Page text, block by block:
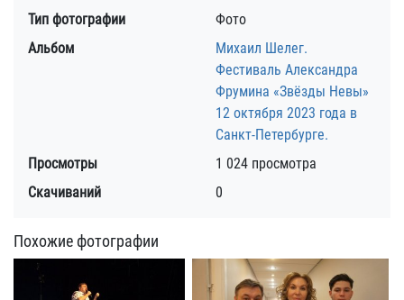
Тип фотографии
Фото
Альбом
Михаил Шелег.
Фестиваль Александра
Фрумина «Звёзды Невы»
12 октября 2023 года в
Санкт-Петербурге.
Просмотры
1 024 просмотра
Скачиваний
0
Похожие фотографии